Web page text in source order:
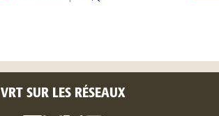
VRT SUR LES RÉSEAUX